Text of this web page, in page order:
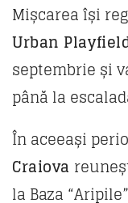
Mișcarea își
Urban
septembrie și
până la
În aceeași
Craiova
la Baza